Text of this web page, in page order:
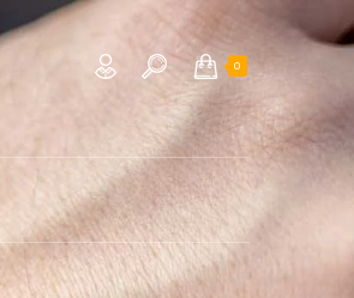
0